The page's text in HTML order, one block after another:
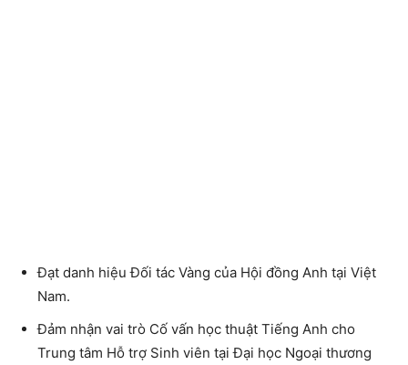
Đạt danh hiệu Đối tác Vàng của Hội đồng Anh tại Việt
Nam.
Đảm nhận vai trò Cố vấn học thuật Tiếng Anh cho
Trung tâm Hỗ trợ Sinh viên tại Đại học Ngoại thương